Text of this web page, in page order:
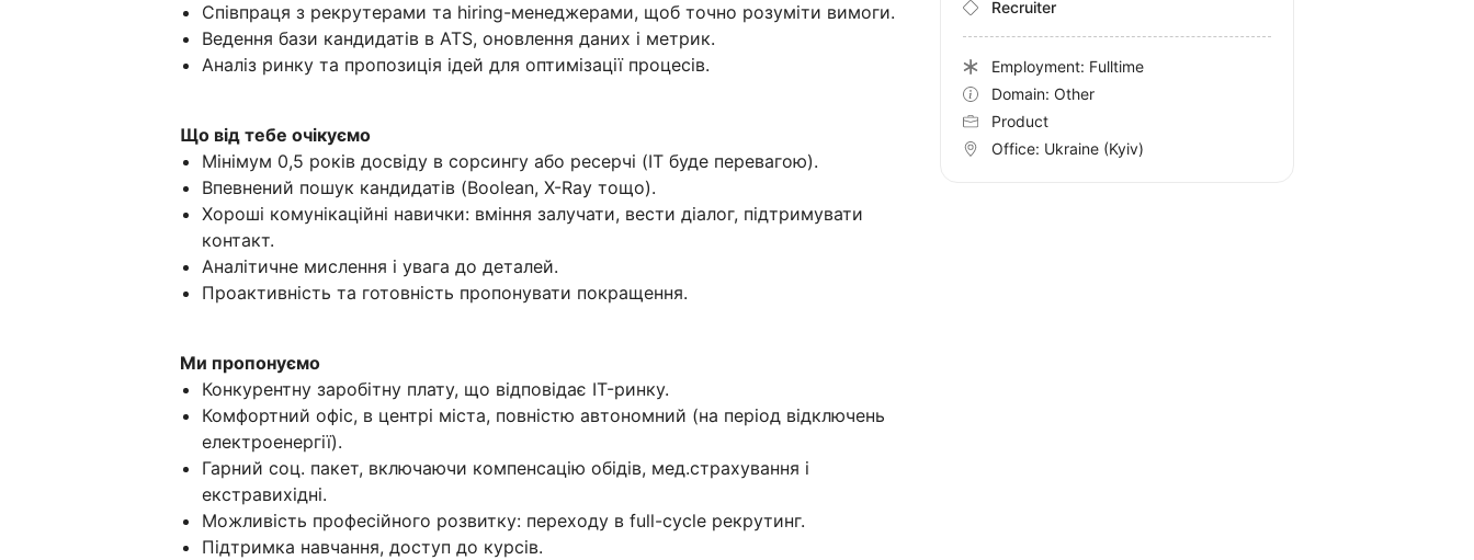
Співпраця з рекрутерами та hiring-менеджерами, щоб точно розуміти вимоги.
Ведення бази кандидатів в ATS, оновлення даних і метрик.
Аналіз ринку та пропозиція ідей для оптимізації процесів.
Що від тебе очікуємо
Мінімум 0,5 років досвіду в сорсингу або ресерчі (IT буде перевагою).
Впевнений пошук кандидатів (Boolean, X-Ray тощо).
Хороші комунікаційні навички: вміння залучати, вести діалог, підтримувати
контакт.
Аналітичне мислення і увага до деталей.
Проактивність та готовність пропонувати покращення.
Ми пропонуємо
Конкурентну заробітну плату, що відповідає IT-ринку.
Комфортний офіс, в центрі міста, повністю автономний (на період відключень
електроенергії).
Гарний соц. пакет, включаючи компенсацію обідів, мед.страхування і
екстравихідні.
Можливість професійного розвитку: переходу в full-cycle рекрутинг.
Підтримка навчання, доступ до курсів.
Recruiter
Employment: Fulltime
Domain: Other
Product
Office: Ukraine (Kyiv)